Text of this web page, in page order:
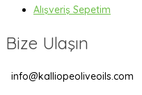
Alışveriş Sepetim
Bize Ulaşın
info@kalliopeoliveoils.com